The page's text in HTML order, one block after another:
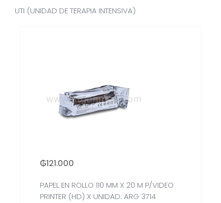
UTI (UNIDAD DE TERAPIA INTENSIVA)
₲121.000
PAPEL EN ROLLO 110 MM X 20 M P/VIDEO
PRINTER (HD) X UNIDAD. ARG 3714